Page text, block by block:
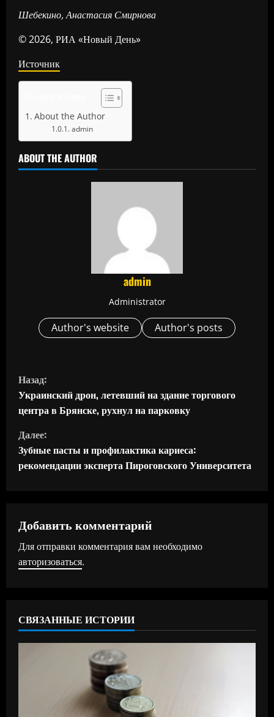
Шебекино, Анастасия Смирнова
© 2026, РИА «Новый День»
Источник
About the Author
admin
ABOUT THE AUTHOR
admin
Administrator
Author's website Author's posts
П
р
о
д
о
ж
и
ч
Назад:
Украинский дрон, летевший на здание торгового
центра в Брянске, рухнул на парковку
Далее:
Зубные пасты и профилактика кариеса:
рекомендации эксперта Пироговского Университета
Добавить комментарий
Для отправки комментария вам необходимо
авторизоваться.
СВЯЗАННЫЕ ИСТОРИИ